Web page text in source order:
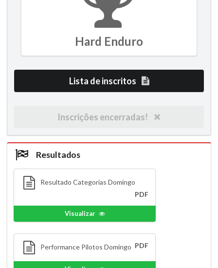
Hard Enduro
Lista de inscritos
Inscrições encerradas!
Resultados
Resultado Categorias Domingo
PDF
Visualizar
Performance Pilotos Domingo PDF